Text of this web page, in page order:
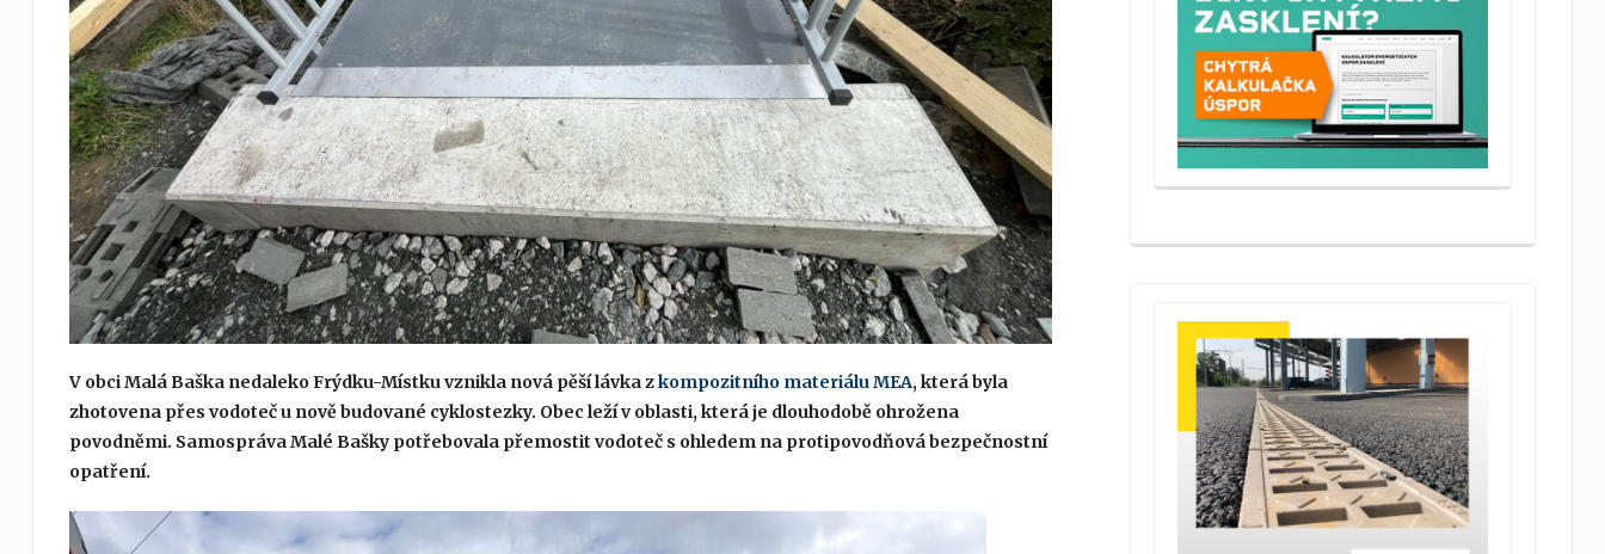
V obci Malá Baška nedaleko Frýdku-Místku vznikla nová pěší lávka zkompozitního materiálu MEA, která byla
zhotovena přes vodoteč u nově budované cyklostezky. Obec leží v oblasti, která je dlouhodobě ohrožena
povodněmi. Samospráva Malé Bašky potřebovala přemostit vodoteč s ohledem na protipovodňová bezpečnostní
opatření.